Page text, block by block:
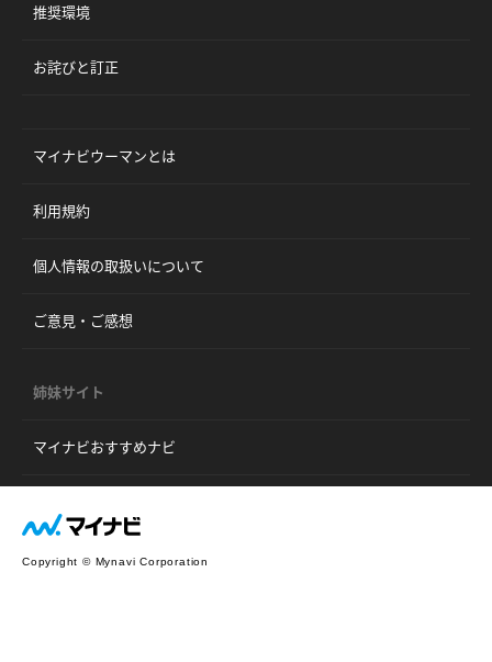
推奨環境
お詫びと訂正
マイナビウーマンとは
利用規約
個人情報の取扱いについて
ご意見・ご感想
姉妹サイト
マイナビおすすめナビ
Copyright © Mynavi Corporation